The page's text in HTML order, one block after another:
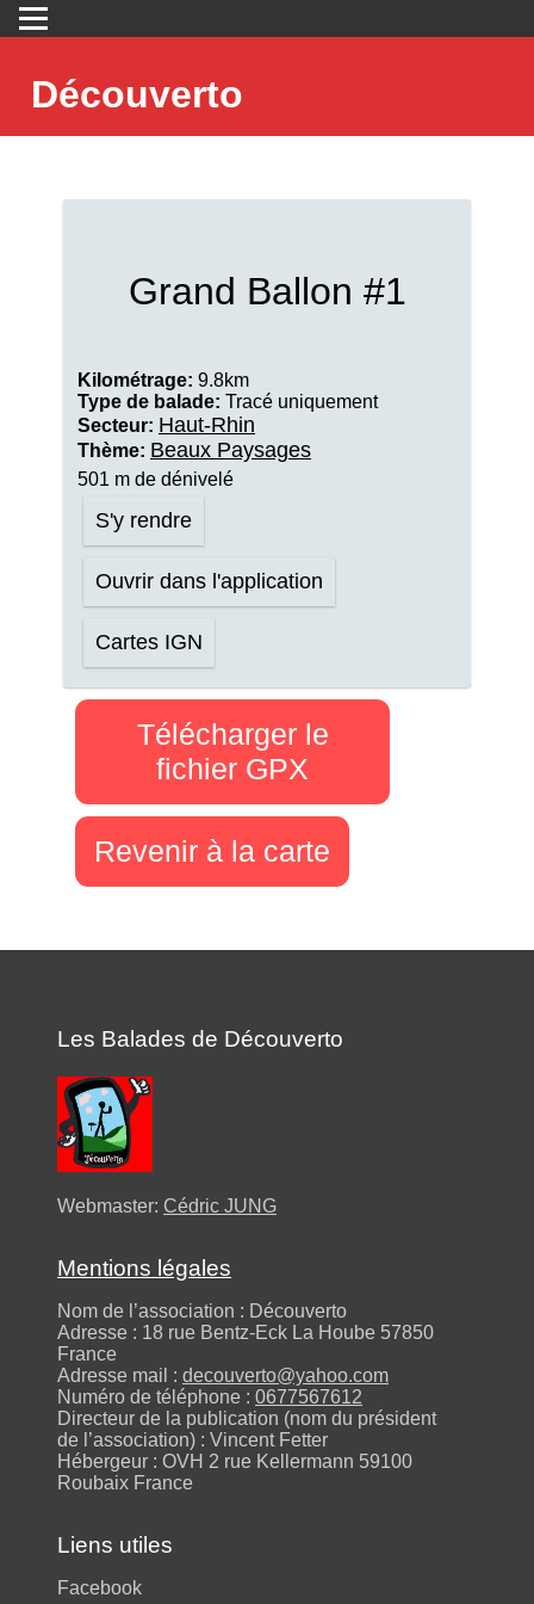
Découverto
Grand Ballon #1
Kilométrage: 9.8km
Type de balade: Tracé uniquement
Secteur: Haut-Rhin
Thème: Beaux Paysages
501 m de dénivelé
S'y rendre
Ouvrir dans l'application
Cartes IGN
Télécharger le
fichier GPX
Revenir à la carte
Les Balades de Découverto
Webmaster: Cédric JUNG
Mentions légales
Nom de l’association : Découverto
Adresse : 18 rue Bentz-Eck La Hoube 57850
France
Adresse mail : decouverto@yahoo.com
Numéro de téléphone : 0677567612
Directeur de la publication (nom du président
de l’association) : Vincent Fetter
Hébergeur : OVH 2 rue Kellermann 59100
Roubaix France
Liens utiles
Facebook